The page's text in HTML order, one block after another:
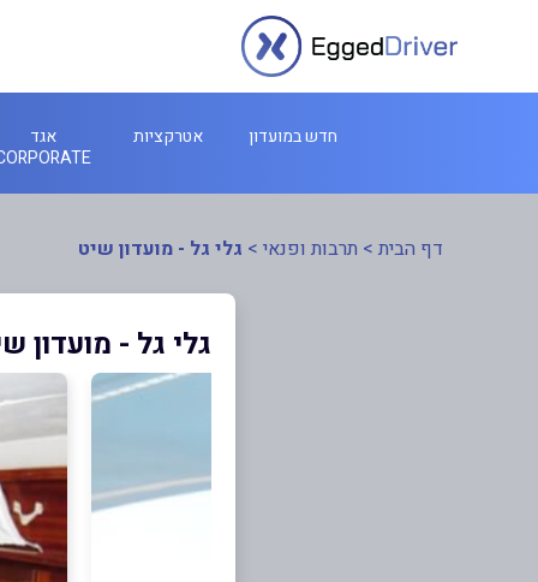
חדש במועדון אטרקציות
אגד
דף הבית > תרבות ופנאי > גלי גל - מועדון שיט
גלי גל - מועדון